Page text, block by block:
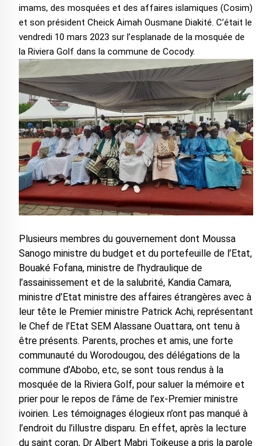
imams, des mosquées et des affaires islamiques (Cosim)
et son président Cheick Aimah Ousmane Diakité. C’était le
vendredi 10 mars 2023 sur l’esplanade de la mosquée de
la Riviera Golf dans la commune de Cocody.
Plusieurs membres du gouvernement dont Moussa
Sanogo ministre du budget et du portefeuille de l’Etat,
Bouaké Fofana, ministre de l’hydraulique de
l’assainissement et de la salubrité, Kandia Camara,
ministre d’Etat ministre des affaires étrangères avec à
leur tête le Premier ministre Patrick Achi, représentant
le Chef de l’Etat SEM Alassane Ouattara, ont tenu à
être présents. Parents, proches et amis, une forte
communauté du Worodougou, des délégations de la
commune d’Abobo, etc, se sont tous rendus à la
mosquée de la Riviera Golf, pour saluer la mémoire et
prier pour le repos de l’âme de l’ex-Premier ministre
ivoirien. Les témoignages élogieux n’ont pas manqué à
l’endroit du l’illustre disparu. En effet, après la lecture
du saint coran, Dr Albert Mabri Toikeuse a pris la parole